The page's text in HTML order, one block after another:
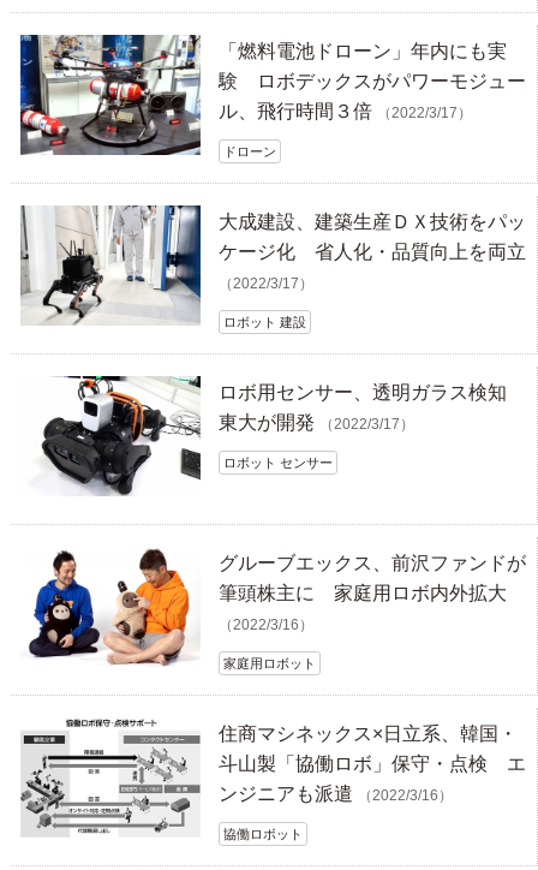
「燃料電池ドローン」年内にも実
験 ロボデックスがパワーモジュー
ル、飛行時間３倍
（2022/3/17）
ドローン
大成建設、建築生産ＤＸ技術をパッ
ケージ化 省人化・品質向上を両立
（2022/3/17）
ロボット 建設
ロボ用センサー、透明ガラス検知
東大が開発
（2022/3/17）
ロボット センサー
グルーブエックス、前沢ファンドが
筆頭株主に 家庭用ロボ内外拡大
（2022/3/16）
家庭用ロボット
住商マシネックス×日立系、韓国・
斗山製「協働ロボ」保守・点検 エ
ンジニアも派遣
（2022/3/16）
協働ロボット